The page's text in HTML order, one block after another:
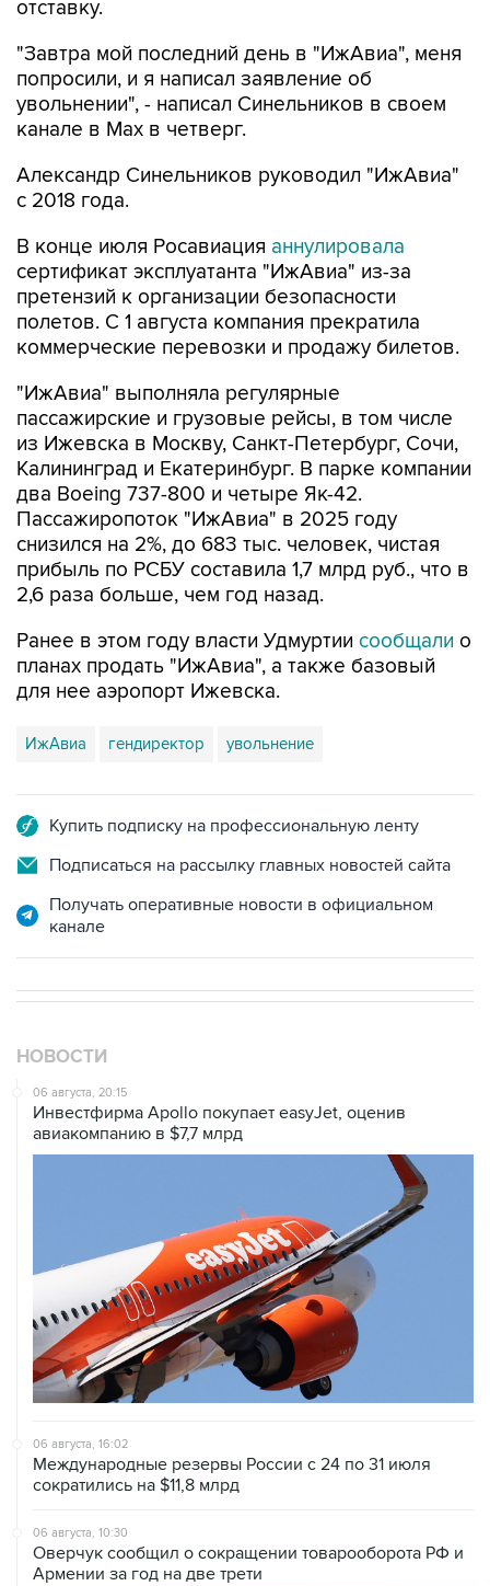
отставку.
"Завтра мой последний день в "ИжАвиа", меня
попросили, и я написал заявление об
увольнении", - написал Синельников в своем
канале в Max в четверг.
Александр Синельников руководил "ИжАвиа"
с 2018 года.
В конце июля Росавиация аннулировала
сертификат эксплуатанта "ИжАвиа" из-за
претензий к организации безопасности
полетов. С 1 августа компания прекратила
коммерческие перевозки и продажу билетов.
"ИжАвиа" выполняла регулярные
пассажирские и грузовые рейсы, в том числе
из Ижевска в Москву, Санкт-Петербург, Сочи,
Калининград и Екатеринбург. В парке компании
два Boeing 737-800 и четыре Як-42.
Пассажиропоток "ИжАвиа" в 2025 году
снизился на 2%, до 683 тыс. человек, чистая
прибыль по РСБУ составила 1,7 млрд руб., что в
2,6 раза больше, чем год назад.
Ранее в этом году власти Удмуртии сообщали о
планах продать "ИжАвиа", а также базовый
для нее аэропорт Ижевска.
ИжАвиа гендиректор увольнение
Купить подписку на профессиональную ленту
Подписаться на рассылку главных новостей сайта
Получать оперативные новости в официальном
канале
НОВОСТИ
06 августа, 20:15
Инвестфирма Apollo покупает easyJet, оценив
авиакомпанию в $7,7 млрд
06 августа, 16:02
Международные резервы России с 24 по 31 июля
сократились на $11,8 млрд
06 августа, 10:30
Оверчук сообщил о сокращении товарооборота РФ и
Армении за год на две трети